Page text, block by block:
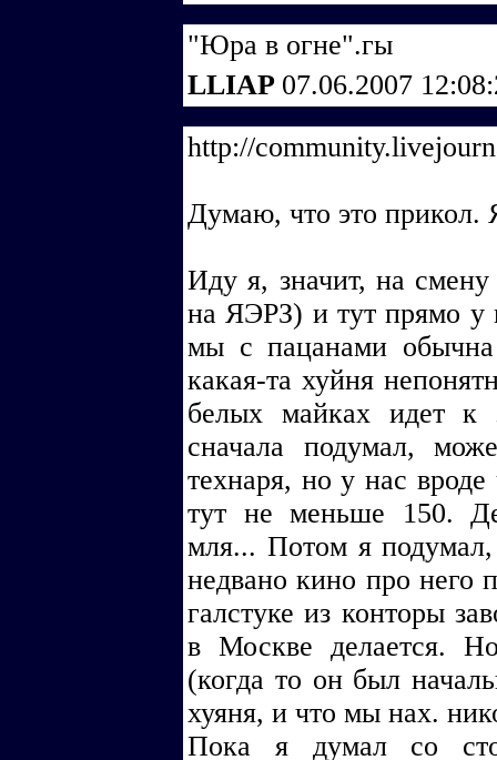
"Юра в огне".гы
LLIAP 07.06.2007
http://
Думаю, что это прикол.
Иду я, значит, на
на ЯЭРЗ) и тут прямо у
мы с пацанами
какая-та хуйня
белых майках идет к
сначала подумал,
технаря, но у нас
тут не меньше 150.
мля... Потом я подумал,
недвано кино про него
галстуке из конторы
в Москве делается.
(когда то он был
хуяня, и что мы нах.
Пока я думал со